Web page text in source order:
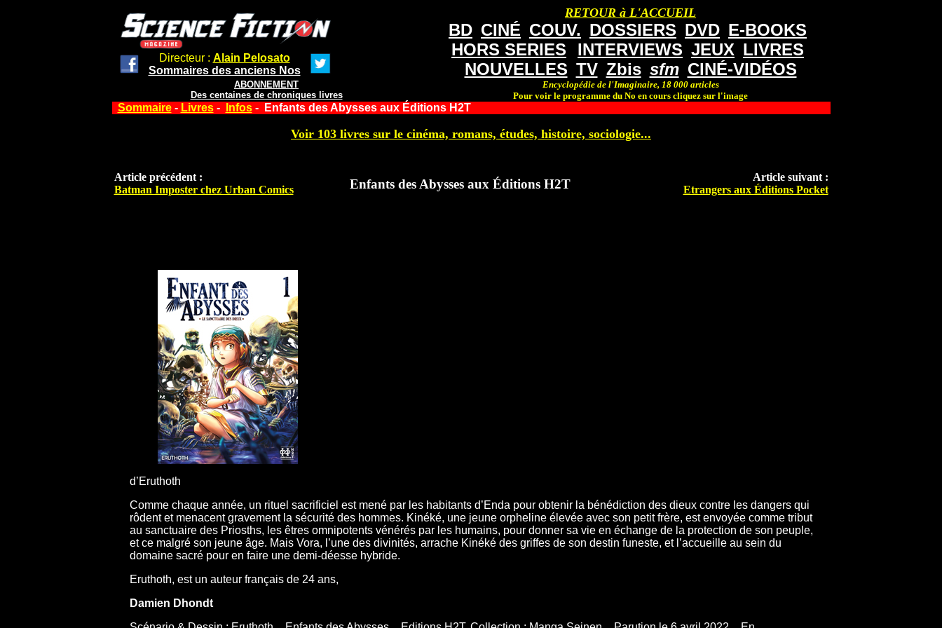
Directeur : Alain Pelosato
Sommaires des anciens Nos
ABONNEMENT
Des centaines de chroniques livres
RETOUR à L'ACCUEIL
BD CINÉ COUV. DOSSIERS DVD E-BOOKS
HORS SERIES
INTERVIEWS JEUX LIVRES
NOUVELLES TV Zbis sfm CINÉ-VIDÉOS
Encyclopédie de l'Imaginaire, 18 000 articles
Pour voir le programme du No en cours cliquez sur l'image
Sommaire- Livres- Infos- Enfants des Abysses aux Éditions H2T
Voir 103 livres sur le cinéma, romans, études, histoire, sociologie...
Article précédent :
Batman Imposter chez Urban Comics
Enfants des Abysses aux Éditions H2T
Article suivant :
Etrangers aux Éditions Pocket
d’Eruthoth
Comme chaque année, un rituel sacrificiel est mené par les habitants d’Enda pour obtenir la bénédiction des dieux contre les dangers qui
rôdent et menacent gravement la sécurité des hommes. Kinéké, une jeune orpheline élevée avec son petit frère, est envoyée comme tribut
au sanctuaire des Priosths, les êtres omnipotents vénérés par les humains, pour donner sa vie en échange de la protection de son peuple,
et ce malgré son jeune âge. Mais Vora, l’une des divinités, arrache Kinéké des griffes de son destin funeste, et l’accueille au sein du
domaine sacré pour en faire une demi-déesse hybride.
Eruthoth, est un auteur français de 24 ans,
Damien Dhondt